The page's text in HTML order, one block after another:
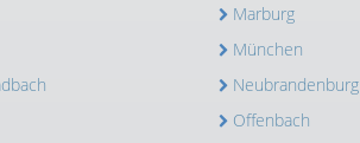
Marburg
München
Neubrandenburg
Offenbach